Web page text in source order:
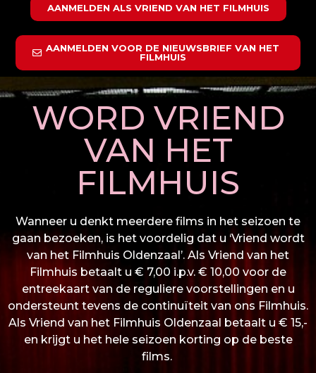
AANMELDEN ALS VRIEND VAN HET FILMHUIS
AANMELDEN VOOR DE NIEUWSBRIEF VAN HET
FILMHUIS
WORD VRIEND
VAN HET
FILMHUIS
Wanneer u denkt meerdere films in het seizoen te
gaan bezoeken, is het voordelig dat u ‘Vriend wordt
van het Filmhuis Oldenzaal’. Als Vriend van het
Filmhuis betaalt u € 7,00 i.p.v. € 10,00 voor de
entreekaart van de reguliere voorstellingen en u
ondersteunt tevens de continuïteit van ons Filmhuis.
Als Vriend van het Filmhuis Oldenzaal betaalt u € 15,-
en krijgt u het hele seizoen korting op de beste
films.